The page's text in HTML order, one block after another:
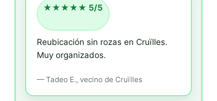
★★★★★ 5/5
Reubicación sin rozas en Cruïlles.
Muy organizados.
—Tadeo E., vecinode Cruïlles